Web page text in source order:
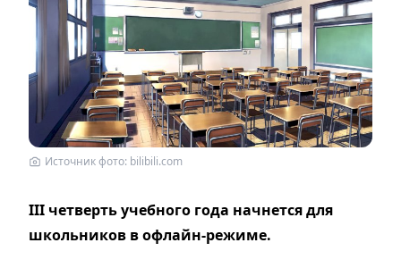
Источник фото: bilibili.com
III четверть учебного года начнется для
школьников в офлайн-режиме.